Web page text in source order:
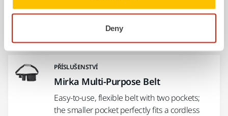
Deny
Battery charger for max 12V Li-ion battery.
approximately 45min…
PŘÍSLUŠENSTVÍ
Mirka Multi-Purpose Belt
Easy-to-use, flexible belt with two pockets;
the smaller pocket perfectly fits a cordless